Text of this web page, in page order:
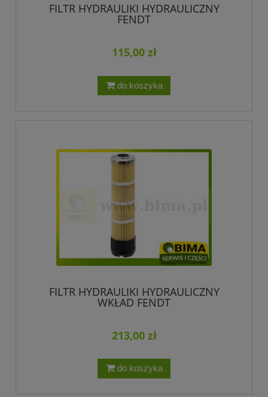
FILTR HYDRAULIKI HYDRAULICZNY
FENDT
115,00 zł
do koszyka
FILTR HYDRAULIKI HYDRAULICZNY
WKŁAD FENDT
213,00 zł
do koszyka